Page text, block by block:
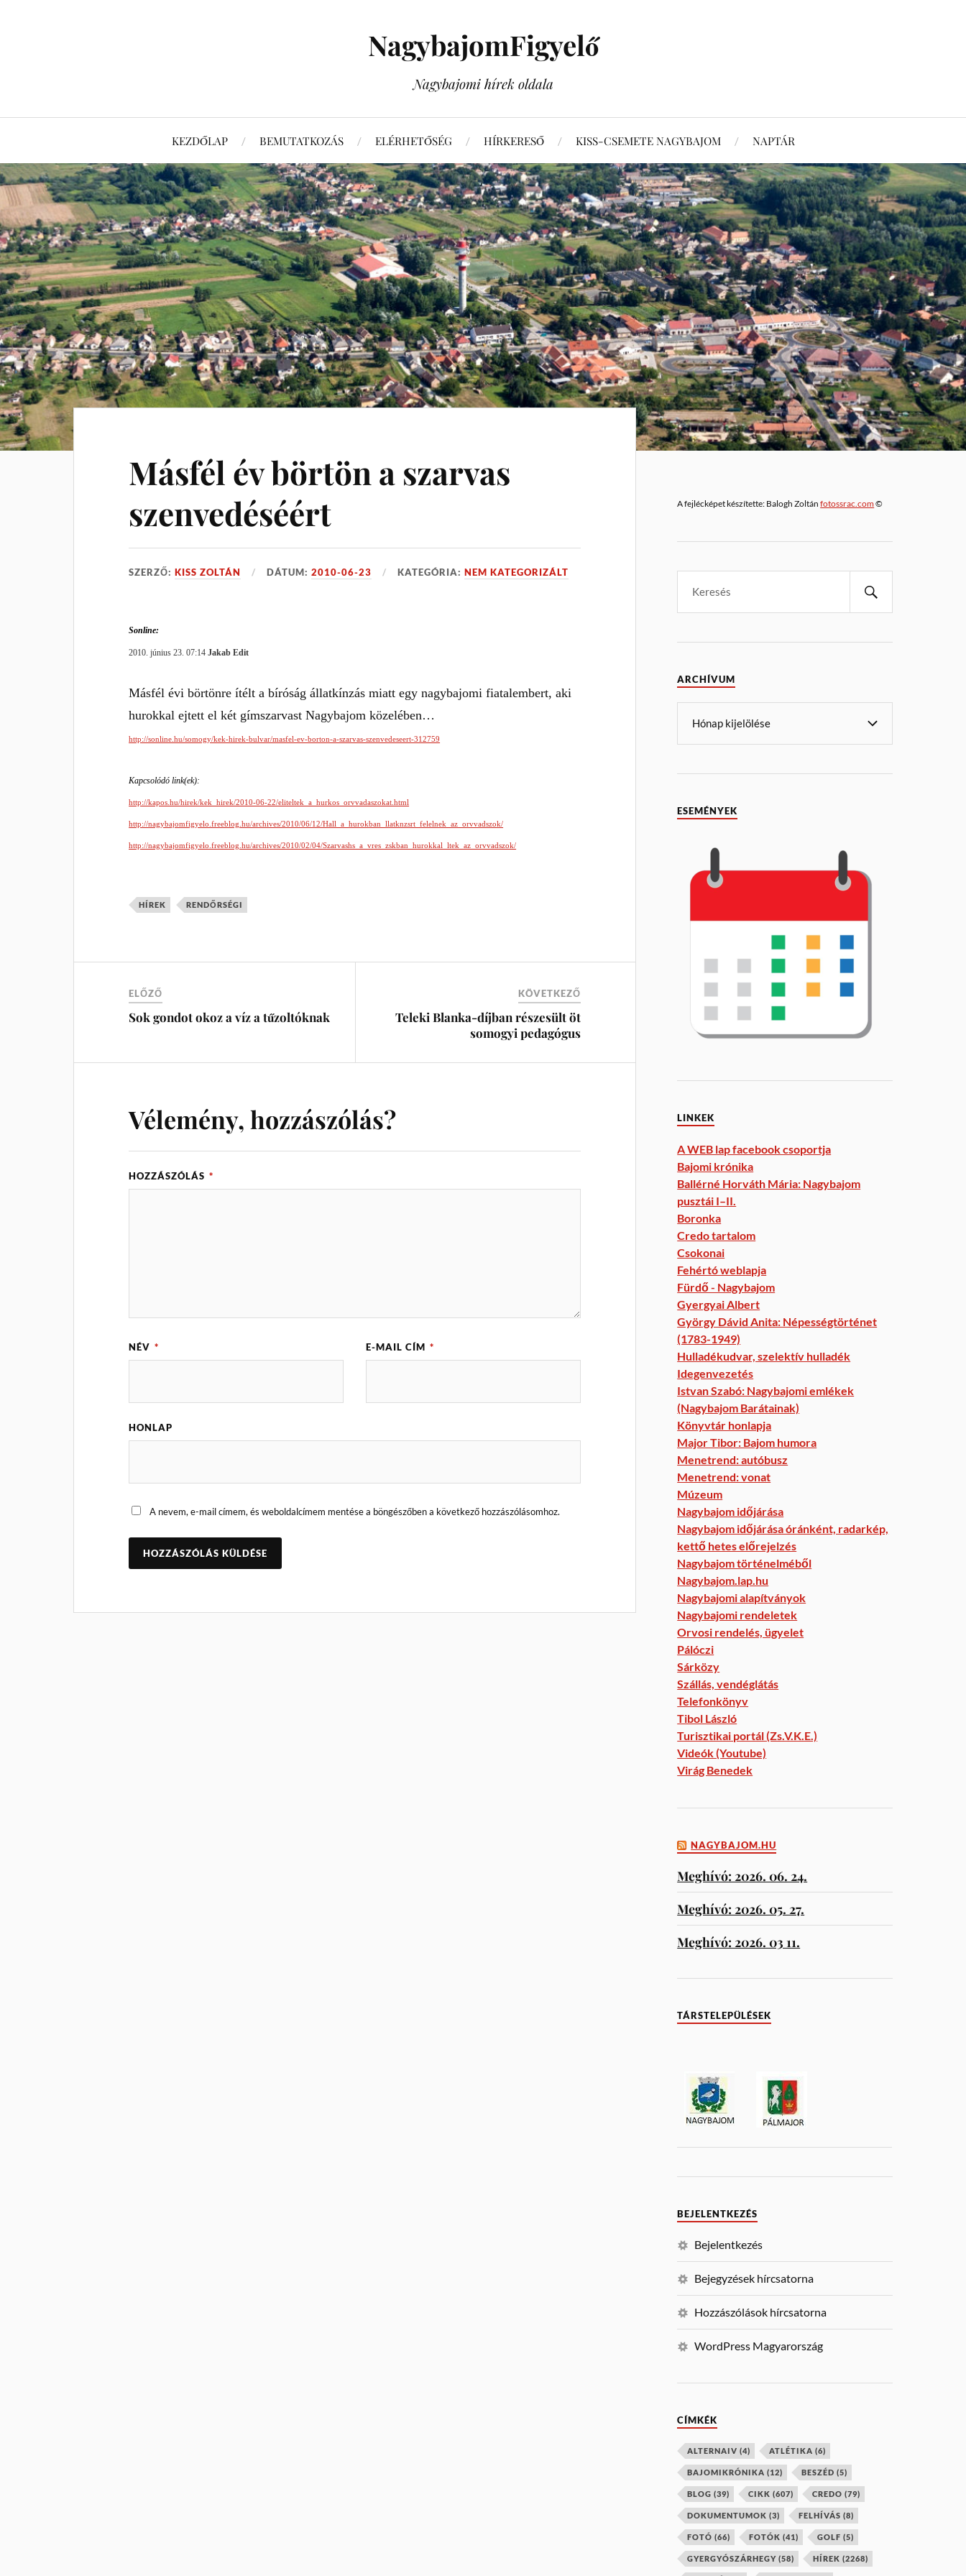
NagybajomFigyelő
Nagybajomi hírek oldala
KEZDŐLAP BEMUTATKOZÁS ELÉRHETŐSÉG HÍRKERESŐ KISS-CSEMETE NAGYBAJOM NAPTÁR
Másfél év börtön a szarvas
szenvedéséért
SZERZŐ:KISS ZOLTÁN DÁTUM:2010-06-23 KATEGÓRIA:NEM KATEGORIZÁLT
Sonline:
2010. június 23. 07:14Jakab Edit
Másfél évi börtönre ítélt a bíróság állatkínzás miatt egy nagybajomi fiatalembert, aki
hurokkal ejtett el két gímszarvast Nagybajom közelében…
http://sonline.hu/somogy/kek-hirek-bulvar/masfel-ev-borton-a-szarvas-szenvedeseert-312759
Kapcsolódó link(ek):
http://kapos.hu/hirek/kek_hirek/2010-06-22/eliteltek_a_hurkos_orvvadaszokat.html
http://nagybajomfigyelo.freeblog.hu/archives/2010/06/12/Hall_a_hurokban_llatknzsrt_felelnek_az_orvvadszok/
http://nagybajomfigyelo.freeblog.hu/archives/2010/02/04/Szarvashs_a_vres_zskban_hurokkal_ltek_az_orvvadszok/
HÍREK RENDŐRSÉGI
ELŐZŐ
Sok gondot okoz a víz a tűzoltóknak
KÖVETKEZŐ
Teleki Blanka-díjban részesült öt
somogyi pedagógus
Vélemény, hozzászólás?
HOZZÁSZÓLÁS *
NÉV * E-MAIL CÍM *
HONLAP
A nevem, e-mail címem, és weboldalcímem mentése a böngészőben a következő hozzászólásomhoz.
A fejlécképet készítette: Balogh Zoltánfotossrac.com©
ARCHÍVUM
ESEMÉNYEK
LINKEK
A WEB lap facebook csoportja
Bajomi krónika
Ballérné Horváth Mária: Nagybajom
pusztái I–II.
Boronka
Credo tartalom
Csokonai
Fehértó weblapja
Fürdő - Nagybajom
Gyergyai Albert
György Dávid Anita: Népességtörténet
(1783-1949)
Hulladékudvar, szelektív hulladék
Idegenvezetés
Istvan Szabó: Nagybajomi emlékek
(Nagybajom Barátainak)
Könyvtár honlapja
Major Tibor: Bajom humora
Menetrend: autóbusz
Menetrend: vonat
Múzeum
Nagybajom időjárása
Nagybajom időjárása óránként, radarkép,
kettő hetes előrejelzés
Nagybajom történelméből
Nagybajom.lap.hu
Nagybajomi alapítványok
Nagybajomi rendeletek
Orvosi rendelés, ügyelet
Pálóczi
Sárközy
Szállás, vendéglátás
Telefonkönyv
Tibol László
Turisztikai portál (Zs.V.K.E.)
Videók (Youtube)
Virág Benedek
NAGYBAJOM.HU
Meghívó: 2026. 06. 24.
Meghívó: 2026. 05. 27.
Meghívó: 2026. 03 11.
TÁRSTELEPÜLÉSEK
BEJELENTKEZÉS
Bejelentkezés
Bejegyzések hírcsatorna
Hozzászólások hírcsatorna
WordPress Magyarország
CÍMKÉK
ALTERNAIV (4) ATLÉTIKA (6)
BAJOMIKRÓNIKA (12) BESZÉD (5)
BLOG (39) CIKK (607) CREDO (79)
DOKUMENTUMOK (3) FELHÍVÁS (8)
FOTÓ (66) FOTÓK (41) GOLF (5)
GYERGYÓSZÁRHEGY (58) HÍREK (2268)